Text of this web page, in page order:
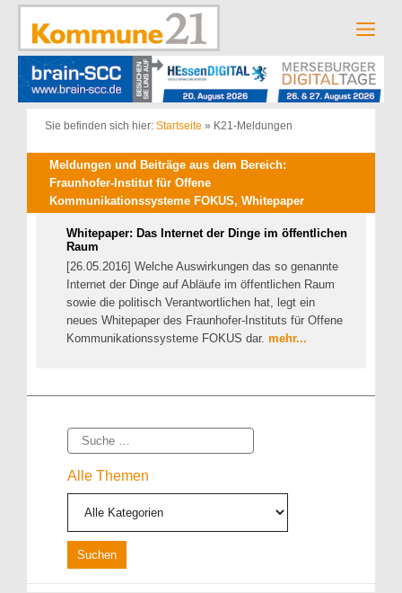
Zum
springen
Sie befinden sich hier: Startseite » K21-Meldungen
Meldungen und Beiträge aus dem Bereich:
Fraunhofer-Institut für Offene
Kommunikationssysteme FOKUS, Whitepaper
Whitepaper: Das Internet der Dinge im öffentlichen
Raum
[26.05.2016] Welche Auswirkungen das so genannte
Internet der Dinge auf Abläufe im öffentlichen Raum
sowie die politisch Verantwortlichen hat, legt ein
neues Whitepaper des Fraunhofer-Instituts für Offene
Kommunikationssysteme FOKUS dar. mehr...
Suche
Alle Themen